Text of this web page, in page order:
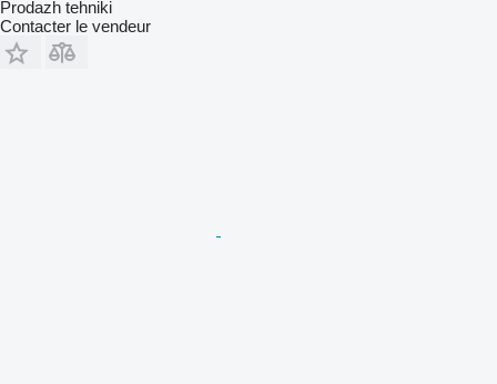
Prodazh tehniki
Contacter le vendeur